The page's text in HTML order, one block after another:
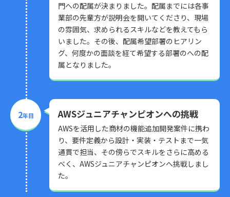
門への配属が決まりました。配属までには各事
業部の先輩方が説明会を開いてくださり、現場
の雰囲気、求められるスキルなどを教えてもら
いました。その後、配属希望部署のヒアリン
グ、何度かの面談を経て希望する部署のへの配
属となりました。
2年目 AWSジュニアチャンピオンへの挑戦
AWSを活用した商材の機能追加開発案件に携わ
り、要件定義から設計・実装・テストまで一気
通貫で担当、その傍らでスキルをさらに高める
べく、AWSジュニアチャンピオンへ挑戦しまし
た。